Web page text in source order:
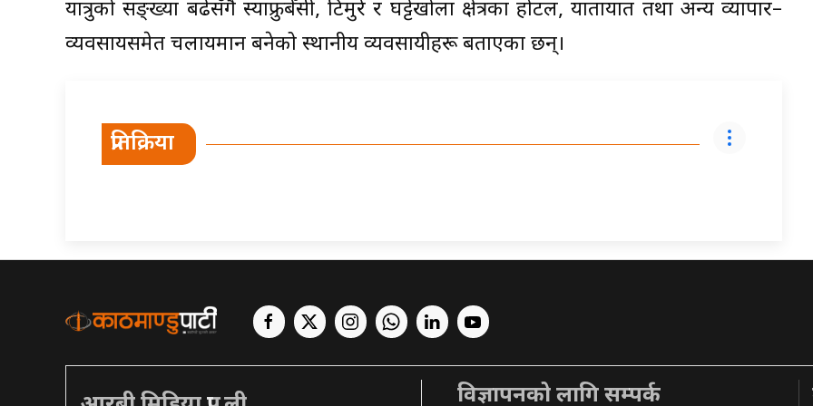
यात्रुको सङ्ख्या बढेसँगै स्याफ्रुबेँसी, टिमुरे र घट्टेखोला क्षेत्रका होटल, यातायात तथा अन्य व्यापार–
व्यवसायसमेत चलायमान बनेको स्थानीय व्यवसायीहरू बताएका छन्।
प्रतिक्रिया
विज्ञापनको लागि सम्पर्क